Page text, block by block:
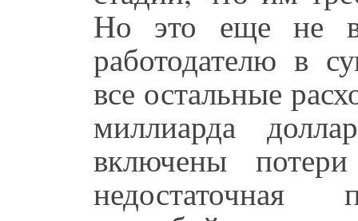
Но это еще не
работодателю в
все остальные
миллиарда
включены
недостаточная